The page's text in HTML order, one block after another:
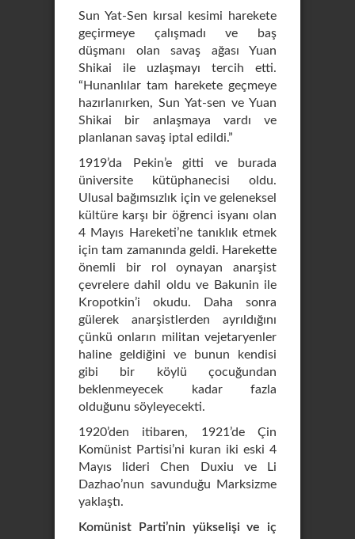
Sun Yat-Sen kırsal kesimi harekete
geçirmeye çalışmadı ve baş
düşmanı olan savaş ağası Yuan
Shikai ile uzlaşmayı tercih etti.
“Hunanlılar tam harekete geçmeye
hazırlanırken, Sun Yat-sen ve Yuan
Shikai bir anlaşmaya vardı ve
planlanan savaş iptal edildi.”
1919’da Pekin’e gitti ve burada
üniversite kütüphanecisi oldu.
Ulusal bağımsızlık için ve geleneksel
kültüre karşı bir öğrenci isyanı olan
4 Mayıs Hareketi’ne tanıklık etmek
için tam zamanında geldi. Harekette
önemli bir rol oynayan anarşist
çevrelere dahil oldu ve Bakunin ile
Kropotkin’i okudu. Daha sonra
gülerek anarşistlerden ayrıldığını
çünkü onların militan vejetaryenler
haline geldiğini ve bunun kendisi
gibi bir köylü çocuğundan
beklenmeyecek kadar fazla
olduğunu söyleyecekti.
1920’den itibaren, 1921’de Çin
Komünist Partisi’ni kuran iki eski 4
Mayıs lideri Chen Duxiu ve Li
Dazhao’nun savunduğu Marksizme
yaklaştı.
Komünist Parti’nin yükselişi ve iç